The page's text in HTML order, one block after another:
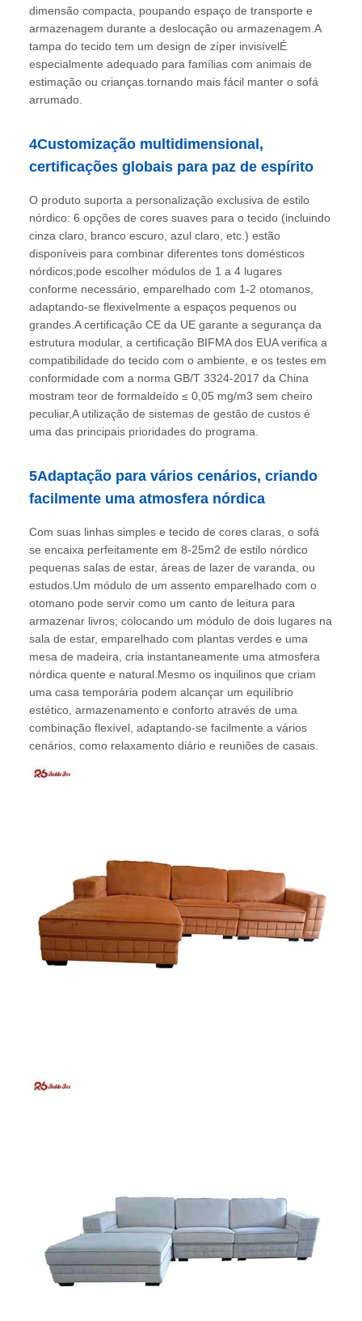
dimensão compacta, poupando espaço de transporte e
armazenagem durante a deslocação ou armazenagem.A
tampa do tecido tem um design de zíper invisívelÉ
especialmente adequado para famílias com animais de
estimação ou crianças.tornando mais fácil manter o sofá
arrumado.
4Customização multidimensional,
certificações globais para paz de espírito
O produto suporta a personalização exclusiva de estilo
nórdico: 6 opções de cores suaves para o tecido (incluindo
cinza claro, branco escuro, azul claro, etc.) estão
disponíveis para combinar diferentes tons domésticos
nórdicos;pode escolher módulos de 1 a 4 lugares
conforme necessário, emparelhado com 1-2 otomanos,
adaptando-se flexivelmente a espaços pequenos ou
grandes.A certificação CE da UE garante a segurança da
estrutura modular, a certificação BIFMA dos EUA verifica a
compatibilidade do tecido com o ambiente, e os testes em
conformidade com a norma GB/T 3324-2017 da China
mostram teor de formaldeído ≤ 0,05 mg/m3 sem cheiro
peculiar,A utilização de sistemas de gestão de custos é
uma das principais prioridades do programa.
5Adaptação para vários cenários, criando
facilmente uma atmosfera nórdica
Com suas linhas simples e tecido de cores claras, o sofá
se encaixa perfeitamente em 8-25m2 de estilo nórdico
pequenas salas de estar, áreas de lazer de varanda, ou
estudos.Um módulo de um assento emparelhado com o
otomano pode servir como um canto de leitura para
armazenar livros; colocando um módulo de dois lugares na
sala de estar, emparelhado com plantas verdes e uma
mesa de madeira, cria instantaneamente uma atmosfera
nórdica quente e natural.Mesmo os inquilinos que criam
uma casa temporária podem alcançar um equilíbrio
estético, armazenamento e conforto através de uma
combinação flexível, adaptando-se facilmente a vários
cenários, como relaxamento diário e reuniões de casais.